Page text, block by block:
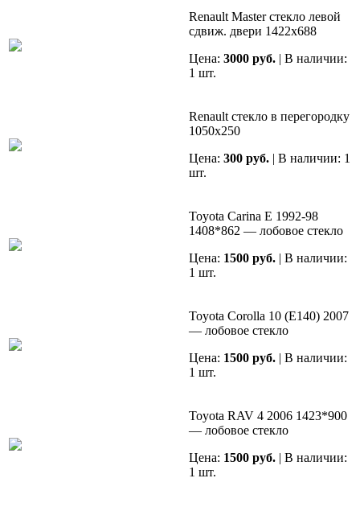
Renault Master стекло левой
сдвиж. двери 1422x688
Цена: 3000 руб. | В наличии:
1 шт.
Renault стекло в перегородку
1050х250
Цена: 300 руб. | В наличии: 1
шт.
Toyota Carina E 1992-98
1408*862 — лобовое стекло
Цена: 1500 руб. | В наличии:
1 шт.
Toyota Corolla 10 (E140) 2007
— лобовое стекло
Цена: 1500 руб. | В наличии:
1 шт.
Toyota RAV 4 2006 1423*900
— лобовое стекло
Цена: 1500 руб. | В наличии:
1 шт.